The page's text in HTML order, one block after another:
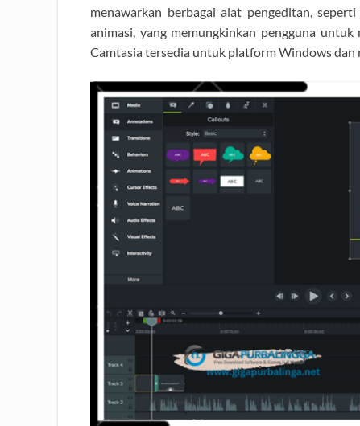
menawarkan berbagai alat pengeditan,
animasi, yang memungkinkan pengguna
Camtasia tersedia untuk platform Windows dan